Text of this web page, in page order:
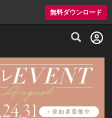
無料ダウンロード
報・プレミアムレストラン予約